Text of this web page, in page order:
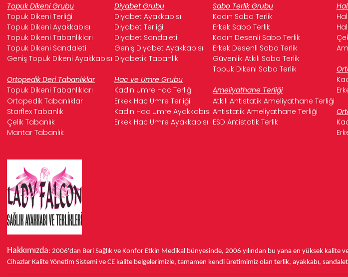
Topuk Dikeni Grubu Diyabet Grubu Sabo Terlik Grubu
Topuk Dikeni Terliği
Diyabet Ayakkabısı Kadın Sabo Terlik
Topuk Dikeni Ayakkabısı
Diyabet Terliği Erkek Sabo Terlik
Topuk Dikeni Tabanlıkları
Diyabet Sandaleti Kadın Desenli Sabo Terlik
Topuk Dikeni Sandaleti
Geniş Diyabet Ayakkabısı Erkek Desenli Sabo Terlik
Geniş Topuk Dikeni Ayakkabısı Diyabetik Tabanlık Güvenlik Atkılı Sabo Terlik
Topuk Dikeni Sabo Terlik
Ortopedik Deri Tabanlıklar
Hac ve Umre Grubu
Topuk Dikeni Tabanlıkları
Kadın Umre Hac Terliği Ameliyathane Terliği
Ortopedik Tabanlıklar
Erkek Hac Umre Terliği Atkılı Antistatik Ameliyathane Terliği
Starflex Tabanlık
Kadın Hac Umre Ayakkabısı Antistatik Ameliyathane Terliği
Çelik Tabanlık
Erkek Hac Umre Ayakkabısı ESD Antistatik Terlik
Mantar Tabanlık
Hakkımızda: 2006'dan Beri Sağlık ve Konfor Etkin Medikal bünyesinde, 2006 yılından bu yana en yüksek kalite
Cihazlar Kalite Yönetim Sistemi ve CE kalite belgelerimizle, tamamen kendi üretimimiz olan terlik, ayakkabı, sandalet